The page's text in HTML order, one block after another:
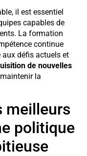
il est essentiel
capables de
La formation
continue
aux défis actuels et
de nouvelles
la
meilleurs
politique